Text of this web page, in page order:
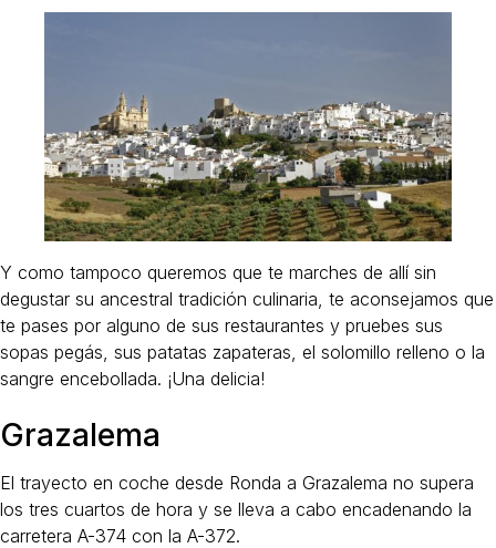
Y como tampoco queremos que te marches de allí sin
degustar su ancestral tradición culinaria, te aconsejamos que
te pases por alguno de sus restaurantes y pruebes sus
sopas pegás, sus patatas zapateras, el solomillo relleno o la
sangre encebollada. ¡Una delicia!
Grazalema
El trayecto en coche desde Ronda a Grazalema no supera
los tres cuartos de hora y se lleva a cabo encadenando la
carretera A-374 con la A-372.